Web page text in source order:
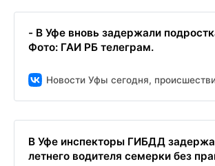
- В Уфе вновь задержали
Фото: ГАИ РБ телеграм.
Новости Уфы сегодня,
В Уфе инспекторы ГИБДД
летнего водителя семерки без